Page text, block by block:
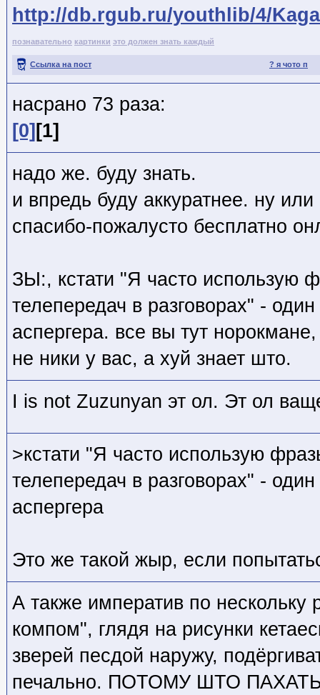
http://db.rgub.ru/youthlib/4/
познавательно картинки это должен знать каждый
? я чото п
Ссылка на пост
насрано 73 раза:
[0] [1]
надо же. буду знать.
и впредь буду аккуратнее. ну
спасибо-пожалусто бесплатно
ЗЫ:, кстати "Я часто использую
телепередач в разговорах" -
аспергера. все вы тут
не ники у вас, а хуй знает што.
I is not Zuzunyan эт ол. Эт ол
>кстати "Я часто использую
телепередач в разговорах" -
аспергера
Это же такой жыр, если
А также императив по нескольку
компом", глядя на рисунки
зверей песдой наружу,
печально. ПОТОМУ ШТО